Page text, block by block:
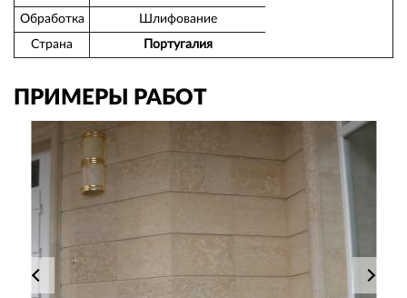
Обработка
Шлифование
Страна
Португалия
ПРИМЕРЫ РАБОТ